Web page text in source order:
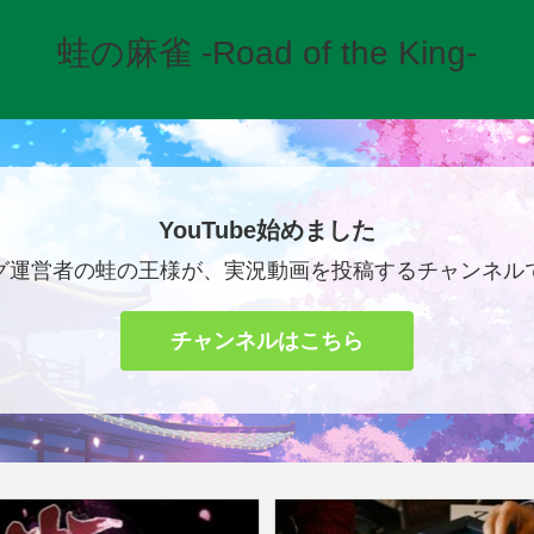
蛙の麻雀 -Road of the King-
YouTube始めました
運営者の蛙の王様が、実況動画を投稿するチャンネル
チャンネルはこちら